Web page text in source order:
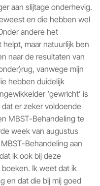
aan slijtage onderhevig.
en die hebben wel
andere het
maar natuurlijk ben
naar de resultaten van
vanwege mijn
hebben duidelijk
‘gewricht’ is
er zeker voldoende
MBST-Behandeling te
week van augustus
Behandeling aan
ik ook bij deze
Ik weet dat ik
en dat die bij mij goed